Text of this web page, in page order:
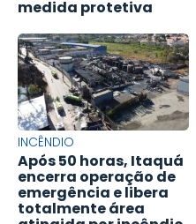
medida protetiva
INCÊNDIO
Após 50 horas, Itaquá
encerra operação de
emergência e libera
totalmente área